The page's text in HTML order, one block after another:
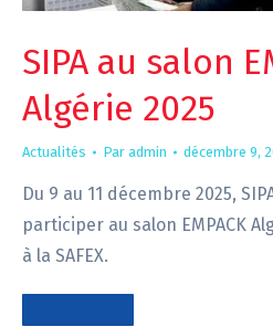
SIPA au salon
Algérie 2025
Actualités Par admin décembre 9,
Du 9 au 11 décembre 2025,
participer au salon EMPACK
à la SAFEX.